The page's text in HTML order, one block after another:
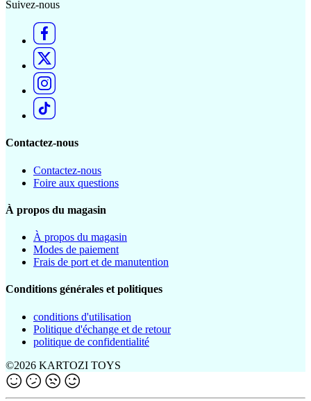
Suivez-nous
Contactez-nous
Contactez-nous
Foire aux questions
À propos du magasin
À propos du magasin
Modes de paiement
Frais de port et de manutention
Conditions générales et politiques
conditions d'utilisation
Politique d'échange et de retour
politique de confidentialité
©2026 KARTOZI TOYS